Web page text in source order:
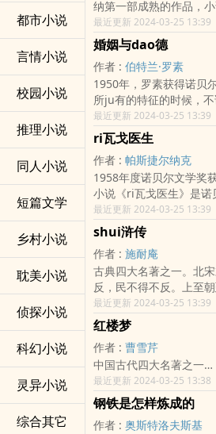
都市小说
言情小说
校园小说
推理小说
同人小说
短篇文学
乡村小说
耽美小说
侦探小说
科幻小说
灵异小说
综合其它
演收敛的角se。然而，
又各自成为复杂的活生
的魅力和生命力之所在
粮》，被誉为&ldqu…
纳第一部成熟的作品，
康普生一家的家族悲剧
贪杯，其妻自私冷酷、
抱住南方所谓的旧传统
xing、有辱南方淑女
水自杀。次子杰生冷酷
痴，三十三岁时只有三
下儿子的nei心独白，围
佣尔西对前三部分的“有
书…
最近更新 2024-03-25 13:39
婚姻与dao德
作者 : 伯特兰·罗素
1950年，罗素获得诺贝
所ju有的特征的时候，
代的，总要求助于两个
素：一个是经济的制度
现代有两派极有影响力
源于经济，另一派则主
xing。前一派以ma克思
为代表。我本人不附和
二者间的彼此关联，从
能表明一方明显优于另一
最近更新 2024-03-25 13:39
ri瓦戈医生
作者 : 帕斯捷尔纳克
1958年度诺贝尔文学奖
小说《ri瓦戈医生》是诺
十月革命前后的一系列
命，第一次世界大战，
战争，新经济政策，社
利·ri瓦戈在他不到四十
几乎所有这些复杂、动
历史事件都作出了反应
最近更新 2024-03-25 13:39
shui浒传
作者 : 施耐庵
古典四大名著之一。北
反，民不得不反。上至
至ji鸣狗盗之徒，随着对
存都难以维系，最终都
起义的壮举使好汉们士
受招安改变了一切
最近更新 2024-03-25 13:39
红楼梦
作者 : 曹雪芹
中国古代四大名著之一…
最近更新 2024-03-25 13:38
钢铁是怎样炼成的
作者 : 奥斯特洛夫斯基